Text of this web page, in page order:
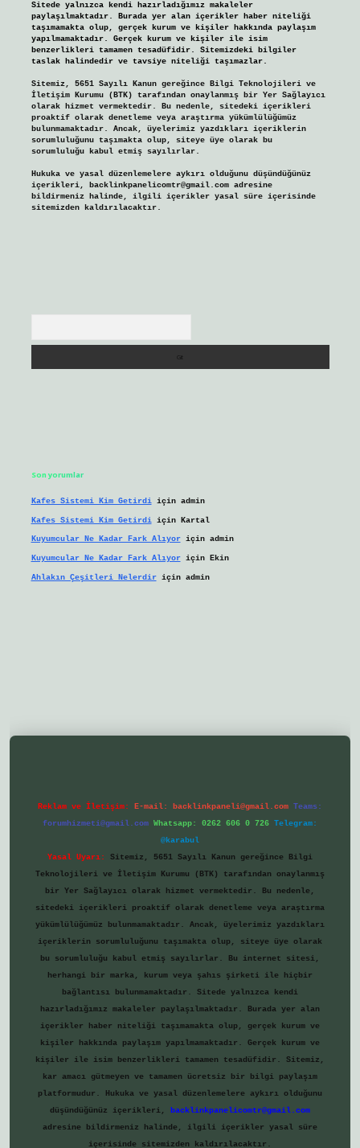
Sitede yalnızca kendi hazırladığımız makaleler
paylaşılmaktadır. Burada yer alan içerikler haber niteliği
taşımamakta olup, gerçek kurum ve kişiler hakkında paylaşım
yapılmamaktadır. Gerçek kurum ve kişiler ile isim
benzerlikleri tamamen tesadüfidir. Sitemizdeki bilgiler
taslak halindedir ve tavsiye niteliği taşımazlar.
Sitemiz, 5651 Sayılı Kanun gereğince Bilgi Teknolojileri ve
İletişim Kurumu (BTK) tarafından onaylanmış bir Yer Sağlayıcı
olarak hizmet vermektedir. Bu nedenle, sitedeki içerikleri
proaktif olarak denetleme veya araştırma yükümlülüğümüz
bulunmamaktadır. Ancak, üyelerimiz yazdıkları içeriklerin
sorumluluğunu taşımakta olup, siteye üye olarak bu
sorumluluğu kabul etmiş sayılırlar.
Hukuka ve yasal düzenlemelere aykırı olduğunu düşündüğünüz
içerikleri, backlinkpanelicomtr@gmail.comadresine
bildirmeniz halinde, ilgili içerikler yasal süre içerisinde
sitemizden kaldırılacaktır.
Son yorumlar
Kafes Sistemi Kim Getirdiiçin admin
Kafes Sistemi Kim Getirdiiçin Kartal
Kuyumcular Ne Kadar Fark Alıyoriçin admin
Kuyumcular Ne Kadar Fark Alıyoriçin Ekin
Ahlakın Çeşitleri Nelerdiriçin admin
Reklam ve İletişim: E-mail: backlinkpaneli@gmail.com Teams:
forumhizmeti@gmail.com Whatsapp: 0262 606 0 726 Telegram:
@karabul
Yasal Uyarı:
Sitemiz, 5651 Sayılı Kanun gereğince Bilgi
Teknolojileri ve İletişim Kurumu (BTK) tarafından onaylanmış
bir Yer Sağlayıcı olarak hizmet vermektedir. Bu nedenle,
sitedeki içerikleri proaktif olarak denetleme veya araştırma
yükümlülüğümüz bulunmamaktadır. Ancak, üyelerimiz yazdıkları
içeriklerin sorumluluğunu taşımakta olup, siteye üye olarak
bu sorumluluğu kabul etmiş sayılırlar. Bu internet sitesi,
herhangi bir marka, kurum veya şahıs şirketi ile hiçbir
bağlantısı bulunmamaktadır. Sitede yalnızca kendi
hazırladığımız makaleler paylaşılmaktadır. Burada yer alan
içerikler haber niteliği taşımamakta olup, gerçek kurum ve
kişiler hakkında paylaşım yapılmamaktadır. Gerçek kurum ve
kişiler ile isim benzerlikleri tamamen tesadüfidir. Sitemiz,
kar amacı gütmeyen ve tamamen ücretsiz bir bilgi paylaşım
platformudur. Hukuka ve yasal düzenlemelere aykırı olduğunu
düşündüğünüz içerikleri,
backlinkpanelicomtr@gmail.com
adresine bildirmeniz halinde, ilgili içerikler yasal süre
içerisinde sitemizden kaldırılacaktır.